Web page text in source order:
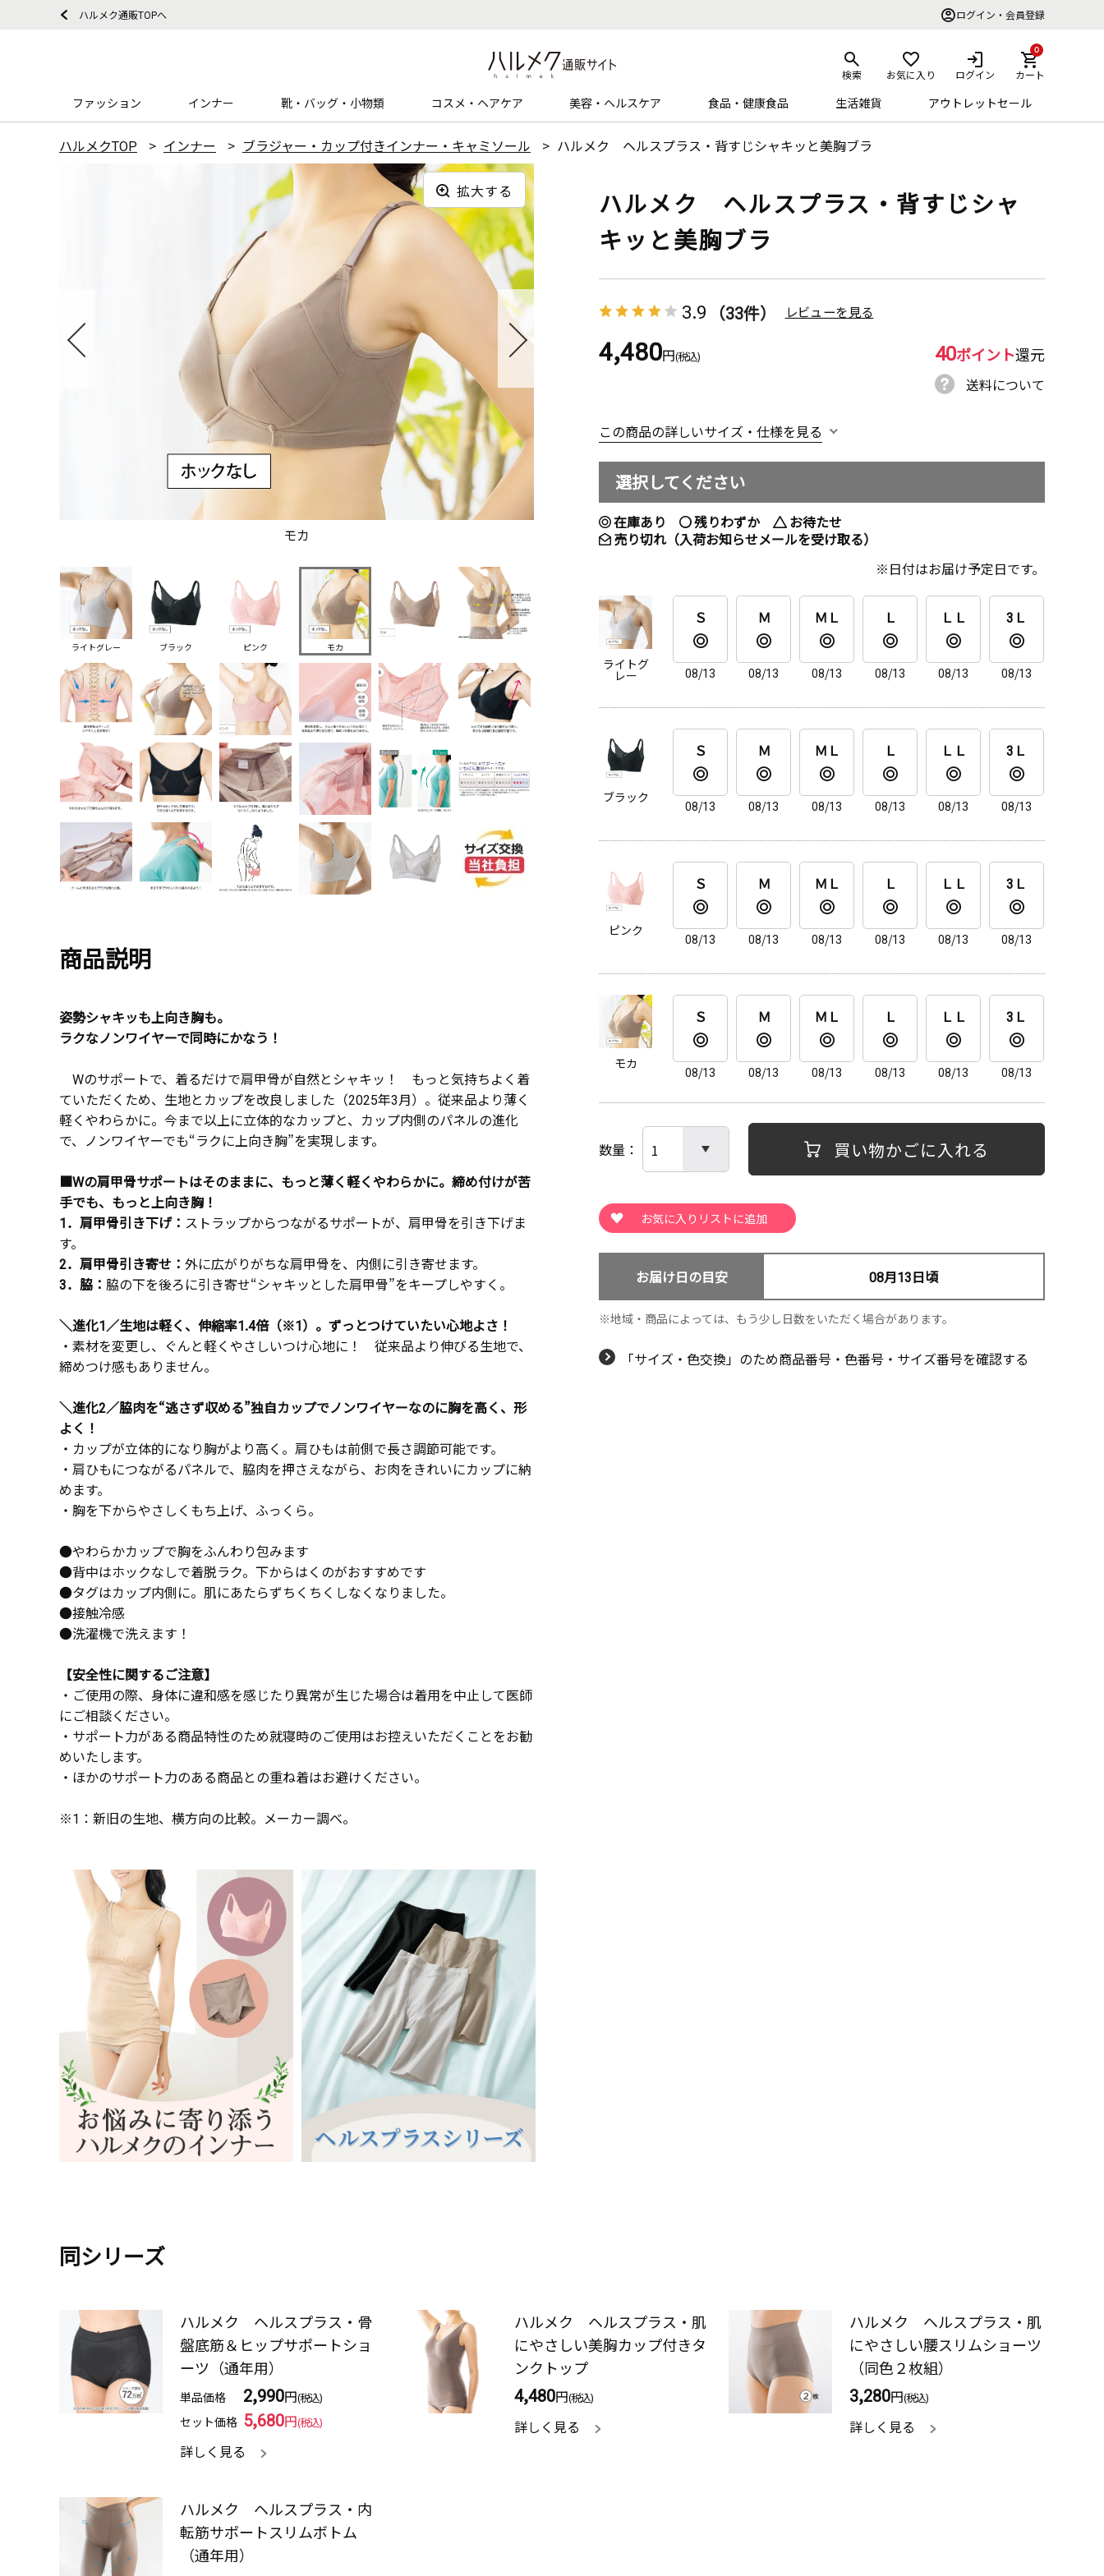
ハルメク通販TOPへ ログイン・会員登録
検索 お気に入り ログイン
0
カート
ファッション インナー 靴・バッグ・小物類 コスメ・ヘアケア 美容・ヘルスケア 食品・健康食品 生活雑貨 アウトレットセール
ハルメクTOP インナー ブラジャー・カップ付きインナー・キャミソール ハルメク ヘルスプラス・背すじシャキッと美胸ブラ
モカ
拡大する
ライトグレー ブラック ピンク モカ
商品説明
姿勢シャキッも上向き胸も。
ラクなノンワイヤーで同時にかなう！
Wのサポートで、着るだけで肩甲骨が自然とシャキッ！ もっと気持ちよく着
ていただくため、生地とカップを改良しました（2025年3月）。従来品より薄く
軽くやわらかに。今まで以上に立体的なカップと、カップ内側のパネルの進化
で、ノンワイヤーでも“ラクに上向き胸”を実現します。
■Wの肩甲骨サポートはそのままに、もっと薄く軽くやわらかに。締め付けが苦
手でも、もっと上向き胸！
1．肩甲骨引き下げ： ストラップからつながるサポートが、肩甲骨を引き下げま
す。
2．肩甲骨引き寄せ： 外に広がりがちな肩甲骨を、内側に引き寄せます。
3．脇： 脇の下を後ろに引き寄せ“シャキッとした肩甲骨”をキープしやすく。
＼進化1／生地は軽く、伸縮率1.4倍（※1）。ずっとつけていたい心地よさ！
・素材を変更し、ぐんと軽くやさしいつけ心地に！ 従来品より伸びる生地で、
締めつけ感もありません。
＼進化2／脇肉を“逃さず収める”独自カップでノンワイヤーなのに胸を高く、形
よく！
・カップが立体的になり胸がより高く。肩ひもは前側で長さ調節可能です。
・肩ひもにつながるパネルで、脇肉を押さえながら、お肉をきれいにカップに納
めます。
・胸を下からやさしくもち上げ、ふっくら。
●やわらかカップで胸をふんわり包みます
●背中はホックなしで着脱ラク。下からはくのがおすすめです
●タグはカップ内側に。肌にあたらずちくちくしなくなりました。
●接触冷感
●洗濯機で洗えます！
【安全性に関するご注意】
・ご使用の際、身体に違和感を感じたり異常が生じた場合は着用を中止して医師
にご相談ください。
・サポート力がある商品特性のため就寝時のご使用はお控えいただくことをお勧
めいたします。
・ほかのサポート力のある商品との重ね着はお避けください。
※1：新旧の生地、横方向の比較。メーカー調べ。
ハルメク ヘルスプラス・背すじシャ
キッと美胸ブラ
3.9 （33件） レビューを見る
4,480円(税込) 40ポイント還元
送料について
この商品の詳しいサイズ・仕様を見る
選択してください
在庫あり 残りわずか
お待たせ
売り切れ（入荷お知らせメールを受け取る）
日付はお届け予定日です。
ライトグ
レー
Ｓ
08/13
Ｍ
08/13
ＭＬ
08/13
Ｌ
08/13
ＬＬ
08/13
3Ｌ
08/13
ブラック
Ｓ
08/13
Ｍ
08/13
ＭＬ
08/13
Ｌ
08/13
ＬＬ
08/13
3Ｌ
08/13
ピンク
Ｓ
08/13
Ｍ
08/13
ＭＬ
08/13
Ｌ
08/13
ＬＬ
08/13
3Ｌ
08/13
モカ
Ｓ
08/13
Ｍ
08/13
ＭＬ
08/13
Ｌ
08/13
ＬＬ
08/13
3Ｌ
08/13
数量 買い物かごに入れる
お届け日の目安 08月13日頃
地域・商品によっては、もう少し日数をいただく場合があります。
「サイズ・色交換」のため商品番号・色番号・サイズ番号を確認する
同シリーズ
ハルメク ヘルスプラス・骨
盤底筋＆ヒップサポートショ
ーツ（通年用）
単品価格 2,990円(税込)
セット価格 5,680円(税込)
詳しく見る
ハルメク ヘルスプラス・肌
にやさしい美胸カップ付きタ
ンクトップ
4,480円(税込)
詳しく見る
ハルメク ヘルスプラス・肌
にやさしい腰スリムショーツ
（同色２枚組）
3,280円(税込)
詳しく見る
ハルメク ヘルスプラス・内
転筋サポートスリムボトム
（通年用）